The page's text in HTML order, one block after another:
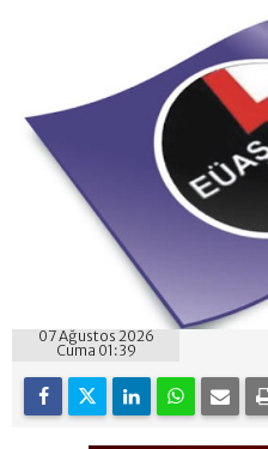
07 Ağustos 2026
Cuma 01:39